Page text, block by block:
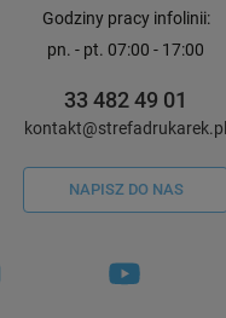
Godziny pracy infolinii:
pn. - pt. 07:00 - 17:00
33 482 49 01
kontakt@strefadrukarek.pl
NAPISZ DO NAS